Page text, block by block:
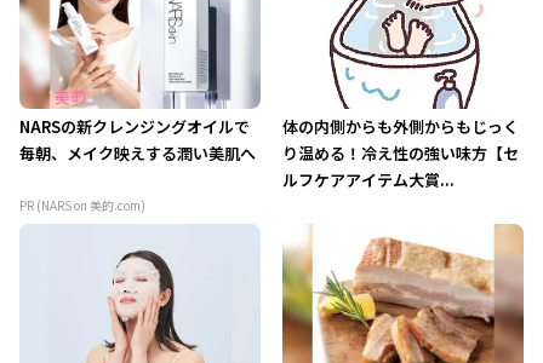
NARSの新クレンジングオイルで
毎朝、メイク映えする潤い美肌へ
PR (NARS on 美的.com)
体の内側からも外側からもじっく
り温める！冷え性の強い味方【セ
ルフケアアイテム大賞...